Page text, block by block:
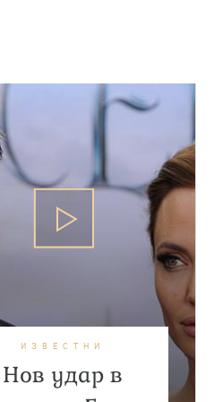
ИЗВЕСТНИ
Нов удар в